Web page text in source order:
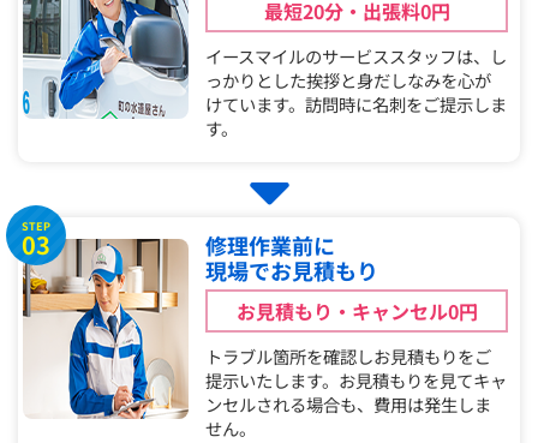
最短20分・出張料0円
イースマイルのサービススタッフは、し
っかりとした挨拶と身だしなみを心が
けています。訪問時に名刺をご提示しま
す。
STEP
03
修理作業前に
現場でお見積もり
お見積もり・キャンセル0円
トラブル箇所を確認しお見積もりをご
提示いたします。お見積もりを見てキャ
ンセルされる場合も、費用は発生しま
せん。